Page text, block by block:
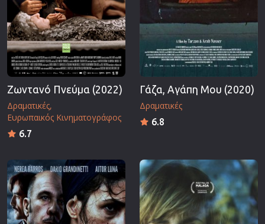
Ζωντανό Πνεύμα (2022)
Δραματικές
Ευρωπαικός Κινηματογράφος
6.7
Γάζα, Αγάπη Μου (2020)
Δραματικές
6.8